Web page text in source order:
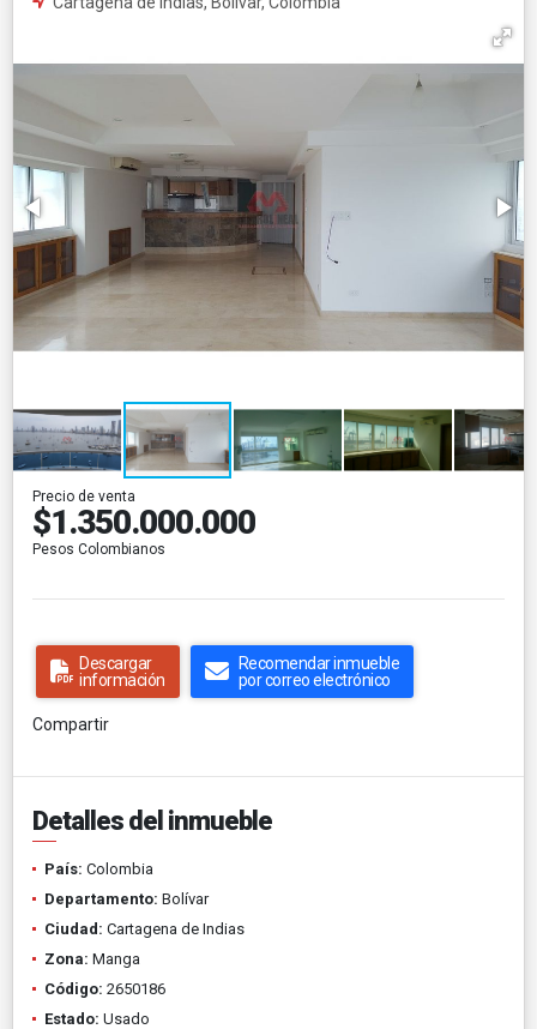
Precio de venta
$1.350.000.000
Pesos Colombianos
Descargar
información
Recomendar inmueble
por correo electrónico
Compartir
Detalles del inmueble
País: Colombia
Departamento: Bolívar
Ciudad: Cartagena de Indias
Zona: Manga
Código: 2650186
Estado: Usado